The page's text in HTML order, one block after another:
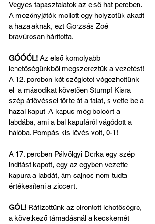
Vegyes tapasztalatok az első hat percben.
A mezőnyjáték mellett egy helyzetük akadt
a hazaiaknak, ezt Gorzsás Zoé
bravúrosan hárította.
GÓÓÓL! Az első komolyabb
lehetőségünkből megszereztük a vezetést!
A 12. percben két szögletet végezhettünk
el, a másodikat követően Stumpf Kiara
szép átlövéssel törte át a falat, s vette be a
hazai kaput. A kapus még beleért a
labdába, ami a bal kapufáról vágódott a
hálóba. Pompás kis lövés volt, 0-1!
A 17. percben Pálvölgyi Dorka egy szép
indítást kapott, egy az egyben vezette
kapura a labdát, ám sajnos nem tudta
értékesíteni a ziccert.
GÓL! Ráfizettünk az elrontott lehetőségre,
a következő támadásnál a kecskemét